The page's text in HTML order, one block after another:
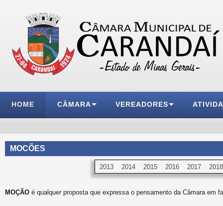
HOME CÂMARA VEREADORES
MOCÕES
2013 2014 2015 2016 2017 2018
MOÇÃO é qualquer proposta que expressa o pensamento da Câmara em